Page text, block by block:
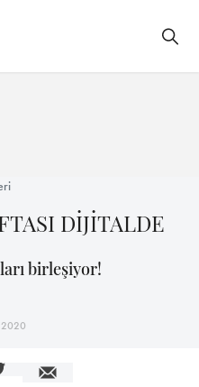
DİJİTALDE
birleşiyor!